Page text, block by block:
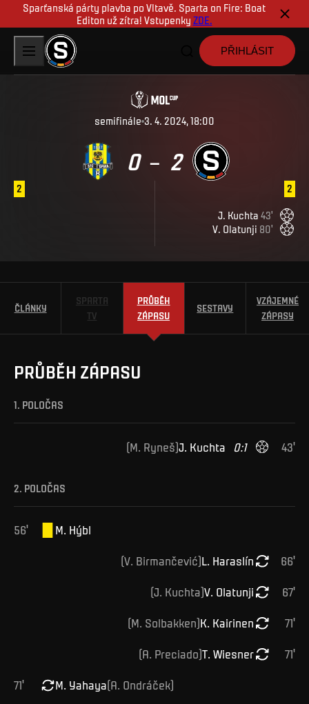
Sparťanská párty plavba po Vltavě. Sparta on Fire: Boat
Editon už zítra! Vstupenky ZDE.
PŘIHLÁSIT
semifinále 3. 4. 2024, 18:00
0 – 2
2
J Kuchta 43'
V Olatunji 80'
2
ČLÁNKY
SPARTA
TV
PRŮBĚH
ZÁPASU
SESTAVY
VZÁJEMNÉ
ZÁPASY
PRŮBĚH ZÁPASU
1. POLOČAS
43'
0:1
J Kuchta
(M Ryneš)
2. POLOČAS
56' M. Hýbl
66'
L. Haraslín
(V. Birmančević)
67'
V. Olatunji
(J. Kuchta)
71'
K. Kairinen
(M. Solbakken)
71'
T. Wiesner
(A. Preciado)
71' M. Yahaya(A. Ondráček)